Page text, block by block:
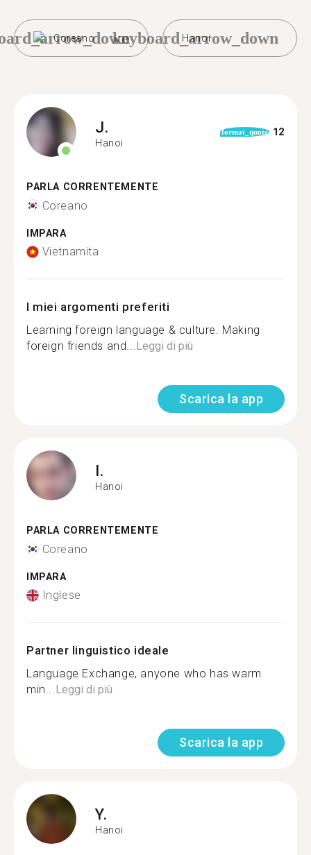
Coreano Hanoi
keyboard_arrow_down
J.
Hanoi
format_quote 12
PARLA CORRENTEMENTE
Coreano
IMPARA
Vietnamita
I miei argomenti preferiti
Learning foreign language & culture. Making
foreign friends and...Leggi di più
Scarica la app
I.
Hanoi
PARLA CORRENTEMENTE
Coreano
IMPARA
Inglese
Partner linguistico ideale
Language Exchange, anyone who has warm
min...Leggi di più
Scarica la app
Y.
Hanoi